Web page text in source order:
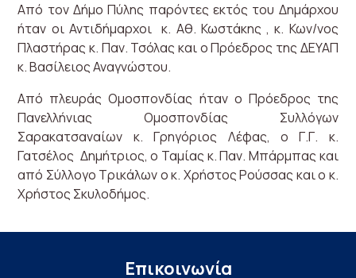
Από τον Δήμο Πύλης παρόντες εκτός του Δημάρχου
ήταν οι Αντιδήμαρχοι κ. Αθ. Κωστάκης , κ. Κων/νος
Πλαστήρας κ. Παν. Τσόλας και ο Πρόεδρος της ΔΕΥΑΠ
κ. Βασίλειος Αναγνώστου.
Από πλευράς Ομοσπονδίας ήταν ο Πρόεδρος της
Πανελλήνιας Ομοσπονδίας Συλλόγων
Σαρακατσαναίων κ. Γρηγόριος Λέφας, ο Γ.Γ. κ.
Γατσέλος Δημήτριος, ο Ταμίας κ. Παν. Μπάρμπας και
από Σύλλογο Τρικάλων ο κ. Χρήστος Ρούσσας και ο κ.
Χρήστος Σκυλοδήμος.
Επικοινωνία